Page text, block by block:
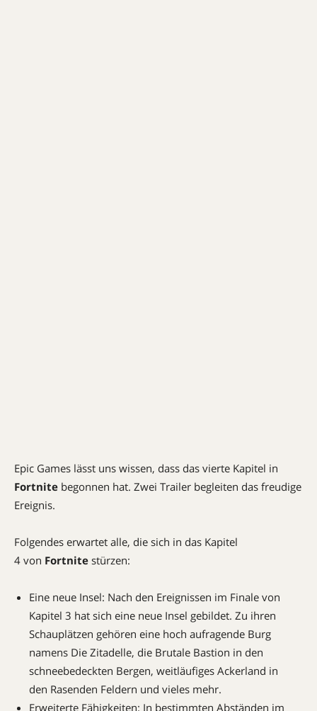
Epic Games lässt uns wissen, dass das vierte Kapitel in
Fortnite begonnen hat. Zwei Trailer begleiten das freudige
Ereignis.
Folgendes erwartet alle, die sich in das Kapitel
4 von Fortnite stürzen:
Eine neue Insel: Nach den Ereignissen im Finale von
Kapitel 3 hat sich eine neue Insel gebildet. Zu ihren
Schauplätzen gehören eine hoch aufragende Burg
namens Die Zitadelle, die Brutale Bastion in den
schneebedeckten Bergen, weitläufiges Ackerland in
den Rasenden Feldern und vieles mehr.
Erweiterte Fähigkeiten: In bestimmten Abständen im